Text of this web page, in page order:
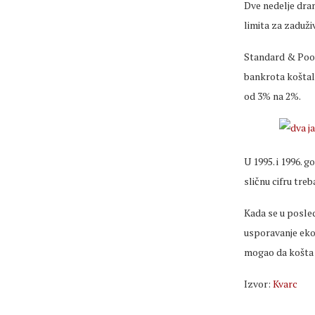
Dve nedelje
limita za
Standard &
bankrota
od 3% na 2%.
U 1995. i 1996.
sličnu cifru
Kada se u
usporavanje
mogao da
Izvor: Kvarc